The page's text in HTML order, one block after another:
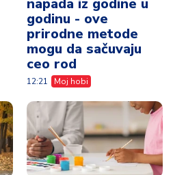
napada iz godine u
godinu - ove
prirodne metode
mogu da sačuvaju
ceo rod
12:21 Moj hobi